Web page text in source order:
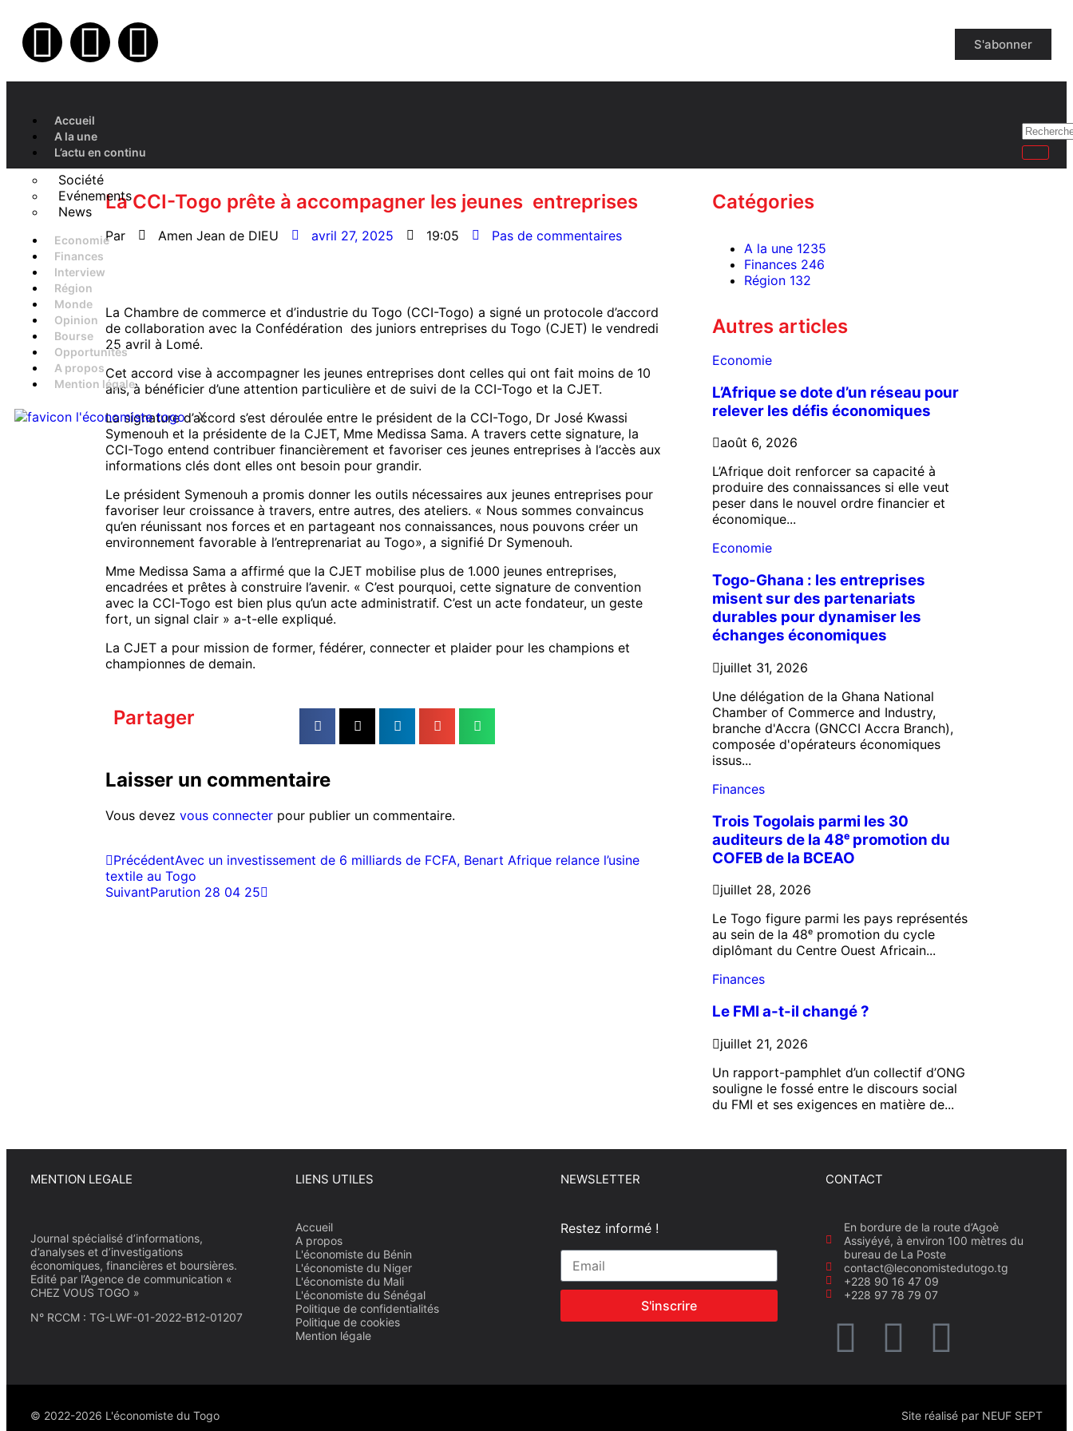
S'abonner
Accueil
A la une
L’actu en continu
Société
Evénements
News
Economie
Finances
Interview
Région
Monde
Opinion
Bourse
Opportunités
A propos
Mention légale
X
La CCI-Togo prête à accompagner les jeunes entreprises
Par Amen Jean de DIEU avril 27, 2025 19:05 Pas de commentaires
La Chambre de commerce et d’industrie du Togo (CCI-Togo) a signé un protocole d’accord
de collaboration avec la Confédération des juniors entreprises du Togo (CJET) le vendredi
25 avril à Lomé.
Cet accord vise à accompagner les jeunes entreprises dont celles qui ont fait moins de 10
ans, à bénéficier d’une attention particulière et de suivi de la CCI-Togo et la CJET.
La signature d’accord s’est déroulée entre le président de la CCI-Togo, Dr José Kwassi
Symenouh et la présidente de la CJET, Mme Medissa Sama. A travers cette signature, la
CCI-Togo entend contribuer financièrement et favoriser ces jeunes entreprises à l’accès aux
informations clés dont elles ont besoin pour grandir.
Le président Symenouh a promis donner les outils nécessaires aux jeunes entreprises pour
favoriser leur croissance à travers, entre autres, des ateliers. « Nous sommes convaincus
qu’en réunissant nos forces et en partageant nos connaissances, nous pouvons créer un
environnement favorable à l’entreprenariat au Togo», a signifié Dr Symenouh.
Mme Medissa Sama a affirmé que la CJET mobilise plus de 1.000 jeunes entreprises,
encadrées et prêtes à construire l’avenir. « C’est pourquoi, cette signature de convention
avec la CCI-Togo est bien plus qu’un acte administratif. C’est un acte fondateur, un geste
fort, un signal clair » a-t-elle expliqué.
La CJET a pour mission de former, fédérer, connecter et plaider pour les champions et
championnes de demain.
Partager
Laisser un commentaire
Vous devez vous connecter pour publier un commentaire.
PrécédentAvec un investissement de 6 milliards de FCFA, Benart Afrique relance l’usine
textile au Togo
SuivantParution 28 04 25
Catégories
A la une 1235
Finances 246
Région 132
Autres articles
Economie
L’Afrique se dote d’un réseau pour
relever les défis économiques
août 6, 2026
L’Afrique doit renforcer sa capacité à
produire des connaissances si elle veut
peser dans le nouvel ordre financier et
économique...
Economie
Togo-Ghana : les entreprises
misent sur des partenariats
durables pour dynamiser les
échanges économiques
juillet 31, 2026
Une délégation de la Ghana National
Chamber of Commerce and Industry,
branche d'Accra (GNCCI Accra Branch),
composée d'opérateurs économiques
issus...
Finances
Trois Togolais parmi les 30
auditeurs de la 48ᵉ promotion du
COFEB de la BCEAO
juillet 28, 2026
Le Togo figure parmi les pays représentés
au sein de la 48ᵉ promotion du cycle
diplômant du Centre Ouest Africain...
Finances
Le FMI a-t-il changé ?
juillet 21, 2026
Un rapport-pamphlet d’un collectif d’ONG
souligne le fossé entre le discours social
du FMI et ses exigences en matière de...
MENTION LEGALE
Journal spécialisé d’informations,
d’analyses et d’investigations
économiques, financières et boursières.
Edité par l’Agence de communication «
CHEZ VOUS TOGO »
N° RCCM : TG-LWF-01-2022-B12-01207
LIENS UTILES
Accueil
A propos
L'économiste du Bénin
L'économiste du Niger
L'économiste du Mali
L'économiste du Sénégal
Politique de confidentialités
Politique de cookies
Mention légale
NEWSLETTER
Restez informé !
S'inscrire
CONTACT
En bordure de la route d’Agoè
Assiyéyé, à environ 100 mètres du
bureau de La Poste
contact@leconomistedutogo.tg
+228 90 16 47 09
+228 97 78 79 07
© 2022-2026 L'économiste du Togo Site réalisé par NEUF SEPT